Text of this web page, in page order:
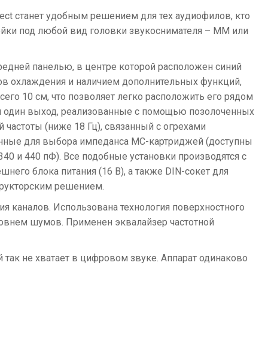
станет удобным решением для тех аудиофилов, кто
под любой вид головки звукоснимателя – ММ или
панелью, в центре которой расположен синий
охлаждения и наличием дополнительных функций,
10 см, что позволяет легко расположить его рядом
один выход, реализованные с помощью позолоченных
(ниже 18 Гц), связанный с огрехами
для выбора импеданса MС-картриджей (доступны
и 440 пФ). Все подобные установки производятся с
блока питания (16 В), а также DIN-сокет для
решением.
каналов. Использована технология поверхностного
шумов. Применен эквалайзер частотной
не хватает в цифровом звуке. Аппарат одинаково